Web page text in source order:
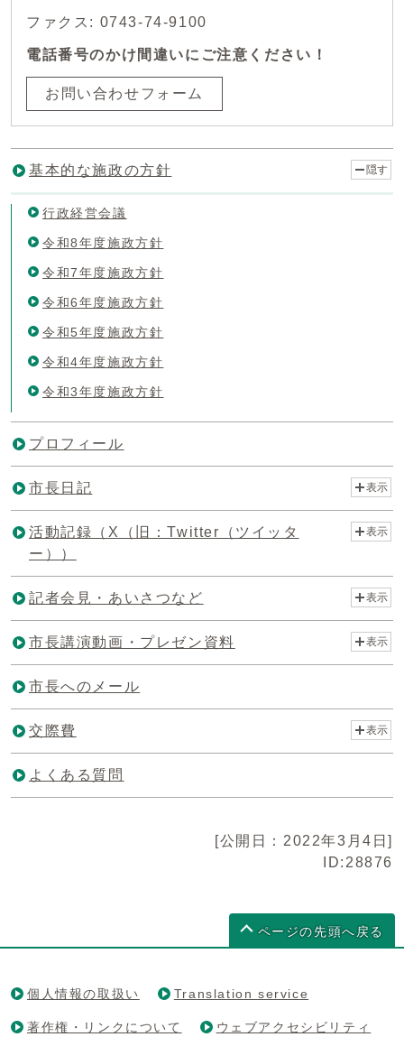
ファクス: 0743-74-9100
電話番号のかけ間違いにご注意ください！
お問い合わせフォーム
基本的な施政の方針 隠す
行政経営会議
令和8年度施政方針
令和7年度施政方針
令和6年度施政方針
令和5年度施政方針
令和4年度施政方針
令和3年度施政方針
プロフィール
市長日記 表示
活動記録（X（旧：Twitter（ツイッタ
ー））
表示
記者会見・あいさつなど 表示
市長講演動画・プレゼン資料 表示
市長へのメール
交際費 表示
よくある質問
[公開日：2022年3月4日]
ID:28876
ページの先頭へ戻る
個人情報の取扱い Translation service
著作権・リンクについて ウェブアクセシビリティ